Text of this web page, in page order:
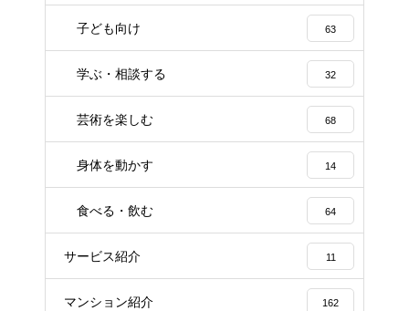
子ども向け 63
学ぶ・相談する 32
芸術を楽しむ 68
身体を動かす 14
食べる・飲む 64
サービス紹介 11
マンション紹介 162